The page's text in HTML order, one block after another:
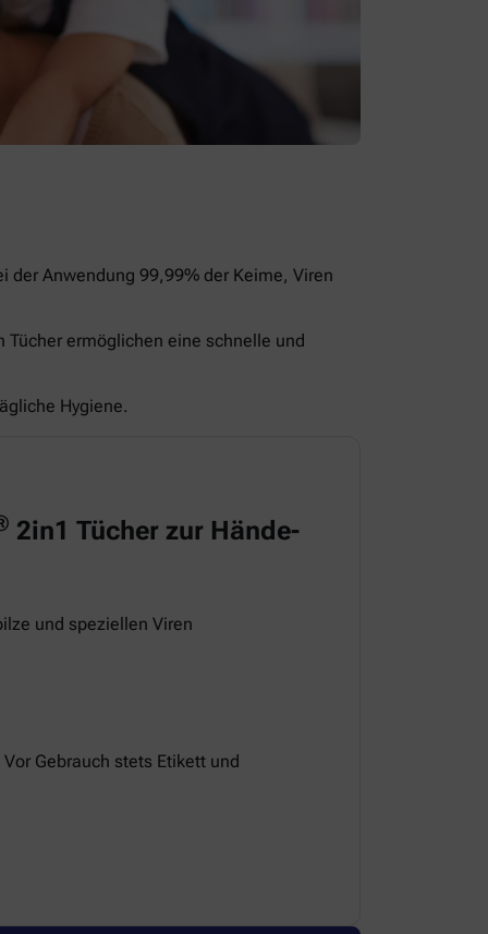
der Anwendung 99,99% der Keime, Viren
ermöglichen eine schnelle und
Hygiene.
2in1 Tücher zur Hände-
und speziellen Viren
Gebrauch stets Etikett und